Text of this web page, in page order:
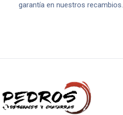
garantía en nuestros recambios.